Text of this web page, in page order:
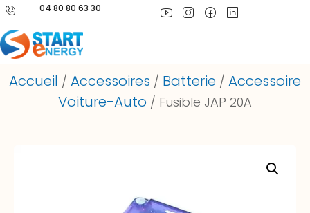
04 80 80 63 30
Accueil / Accessoires / Batterie / Accessoire
Voiture-Auto / Fusible JAP 20A